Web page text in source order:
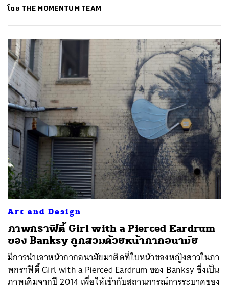
โดย THE MOMENTUM TEAM
Art and Design
ภาพกราฟิตี้ Girl with a Pierced Eardrum
ของ Banksy ถูกสวมด้วยหน้ากากอนามัย
มีการนำเอาหน้ากากอนามัยมาติดที่ใบหน้าของหญิงสาวในภา
พกราฟิตี้ Girl with a Pierced Eardrum ของ Banksy ซึ่งเป็น
ภาพเดิมจากปี 2014 เพื่อให้เข้ากับสถานการณ์การระบาดของ
ค้นหา
SHARE TWEET LINE EMAIL